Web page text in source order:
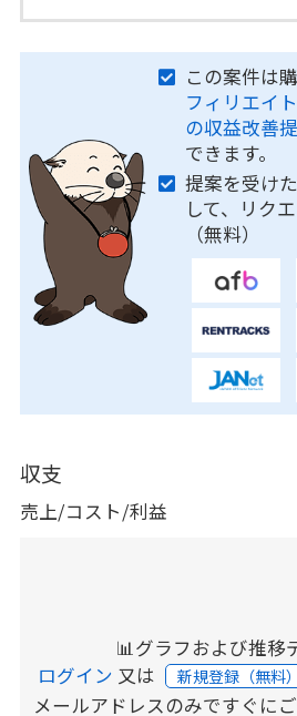
この案件は
フィリエイ
の収益改善
できます。
提案を受け
して、リク
（無料）
収支
売上/コスト/利益
📊グラフおよび推移
ログイン 又は 新規登録（無料
メールアドレスのみですぐに